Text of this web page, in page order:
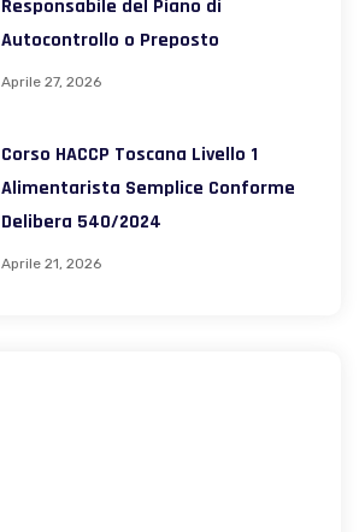
Responsabile del Piano di
Autocontrollo o Preposto
Aprile 27, 2026
Corso HACCP Toscana Livello 1
Alimentarista Semplice Conforme
Delibera 540/2024
Aprile 21, 2026